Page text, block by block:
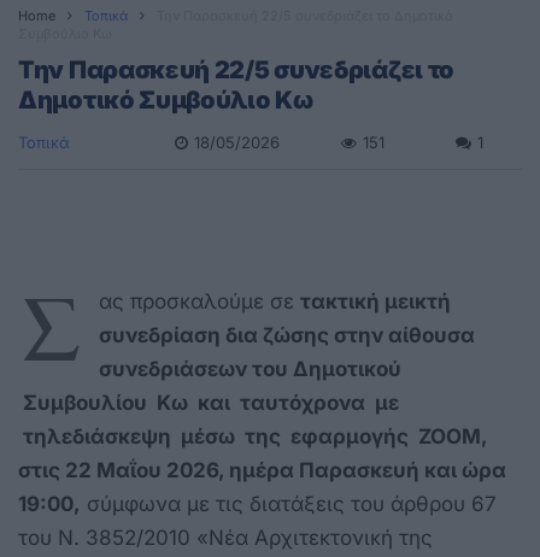
Home Τοπικά
Την Παρασκευή 22/5 συνεδριάζει το
Δημοτικό Συμβούλιο Κω
Τοπικά 18/05/2026 151 1
Σ ας προσκαλούμε σε τακτική μεικτή
συνεδρίαση δια ζώσης στην αίθουσα
συνεδριάσεων του Δημοτικού
Συμβουλίου Κω και ταυτόχρονα με
τηλεδιάσκεψη μέσω της εφαρμογής ZOOM,
στις 22 Μαΐου 2026, ημέρα Παρασκευή και ώρα
19:00, σύμφωνα με τις διατάξεις του άρθρου 67
του Ν. 3852/2010 «Νέα Αρχιτεκτονική της